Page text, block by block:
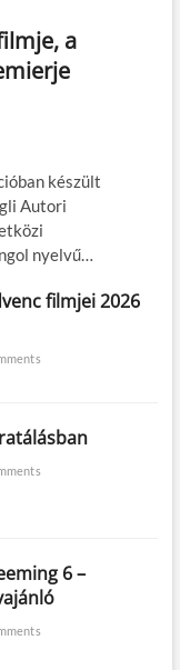
a
készült
Autori
nyelvű…
filmjei 2026
6 –